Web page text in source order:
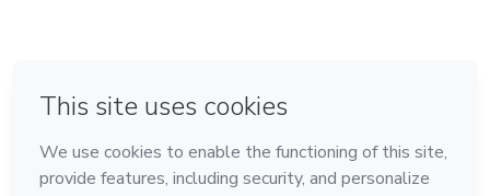
Feito com ❤ na Cidade do México